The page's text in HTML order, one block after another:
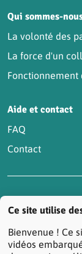
Ce site utilise
Bienvenue ! Ce
vidéos
Qui sommes-
La volonté des
La force d'un
Fonctionnement
Aide et contact
FAQ
Contact
Accessibilité :
Protection des